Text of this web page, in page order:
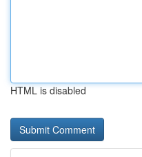
HTML is disabled